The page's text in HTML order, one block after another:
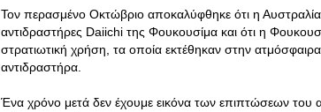
Τον περασμένο Οκτώβριο αποκαλύφθηκε ότι η
αντιδραστήρες Daiichi της Φουκουσίμα και ότι η
στρατιωτική χρήση, τα οποία εκτέθηκαν στην
αντιδραστήρα.
Ένα χρόνο μετά δεν έχουμε εικόνα των επιπτώσεων